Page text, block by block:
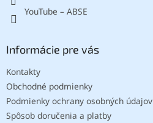
YouTube – ABSE
Informácie pre vás
Kontakty
Obchodné podmienky
Podmienky ochrany osobných údajov
Spôsob doručenia a platby